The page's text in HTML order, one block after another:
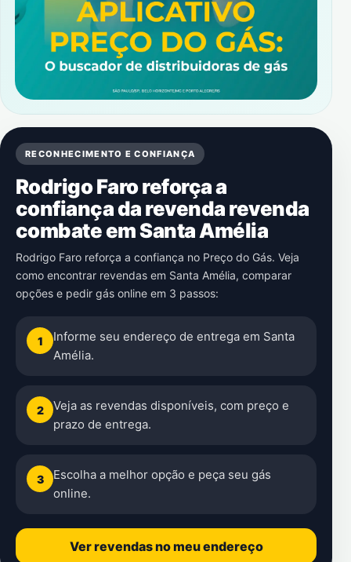
RECONHECIMENTO E CONFIANÇA
Rodrigo Faro reforça a
confiança da revenda revenda
combate em Santa Amélia
Rodrigo Faro reforça a confiança no Preço do Gás. Veja
como encontrar revendas em Santa Amélia, comparar
opções e pedir gás online em 3 passos:
1
Informe seu endereço de entrega em Santa
Amélia.
2
Veja as revendas disponíveis, com preço e
prazo de entrega.
3
Escolha a melhor opção e peça seu gás
online.
Ver revendas no meu endereço